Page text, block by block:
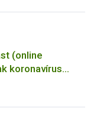
(online
koronavírus